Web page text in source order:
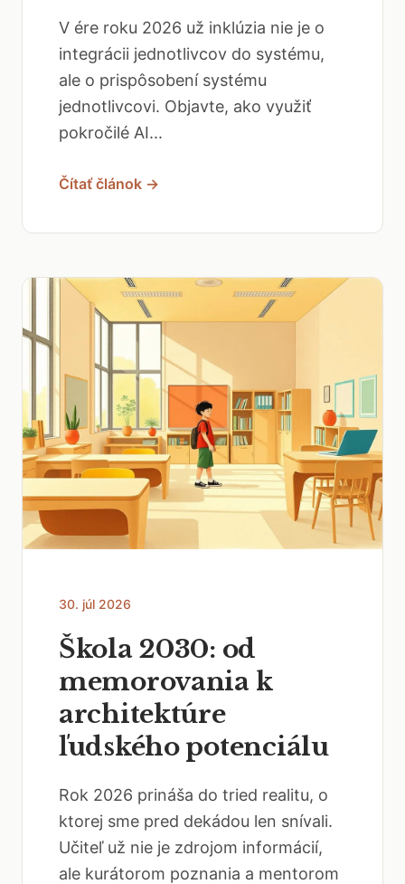
V ére roku 2026 už inklúzia nie je o
integrácii jednotlivcov do systému,
ale o prispôsobení systému
jednotlivcovi. Objavte, ako využiť
pokročilé AI...
Čítať článok →
30. júl 2026
Škola 2030: od
memorovania k
architektúre
ľudského potenciálu
Rok 2026 prináša do tried realitu, o
ktorej sme pred dekádou len snívali.
Učiteľ už nie je zdrojom informácií,
ale kurátorom poznania a mentorom